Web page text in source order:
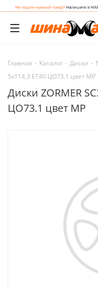
Главная - Каталог - Диски -
5x114,3 ET40 ЦО73.1 цвет MP
Диски ZORMER
ЦО73.1 цвет MP